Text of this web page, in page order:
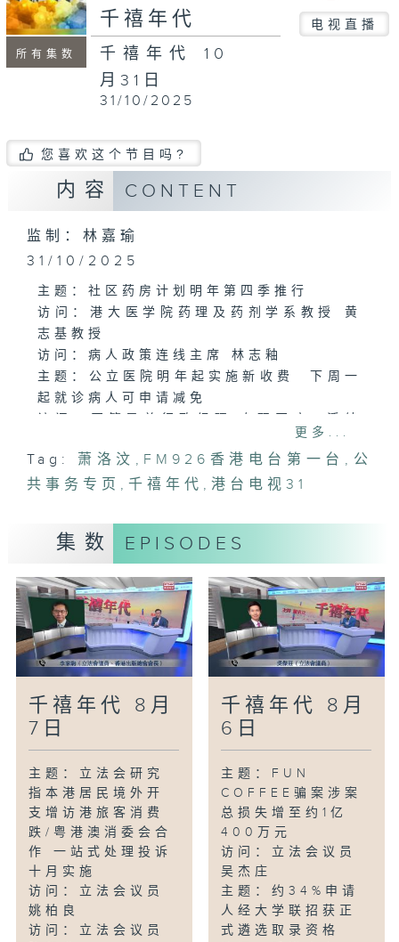
所有集数
千禧年代 电视直播
千禧年代 10
月31日
31/10/2025
您喜欢这个节目吗?
内容 CONTENT
监制：林嘉瑜
31/10/2025
主题：社区药房计划明年第四季推行
访问：港大医学院药理及药剂学系教授 黄
志基教授
访问：病人政策连线主席 林志釉
主题：公立医院明年起实施新收费 下周一
起就诊病人可申请减免
更多...
Tag: 萧洛汶 , FM926香港电台第一台 , 公
共事务专页 ,千禧年代 ,港台电视31
集数 EPISODES
千禧年代 8月
7日
主题：立法会研究
指本港居民境外开
支增访港旅客消费
跌/粤港澳消委会合
作 一站式处理投诉
十月实施
访问：立法会议员
姚柏良
访问：立法会议员
千禧年代 8月
6日
主题：FUN
COFFEE骗案涉案
总损失增至约1亿
400万元
访问：立法会议员
吴杰庄
主题：约34%申请
人经大学联招获正
式遴选取录资格